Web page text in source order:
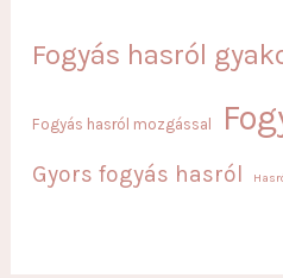
Fogyás hasról
Fogyás hasról mozgással
Gyors fogyás hasról